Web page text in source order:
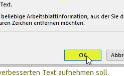
Text aufnehmen soll.